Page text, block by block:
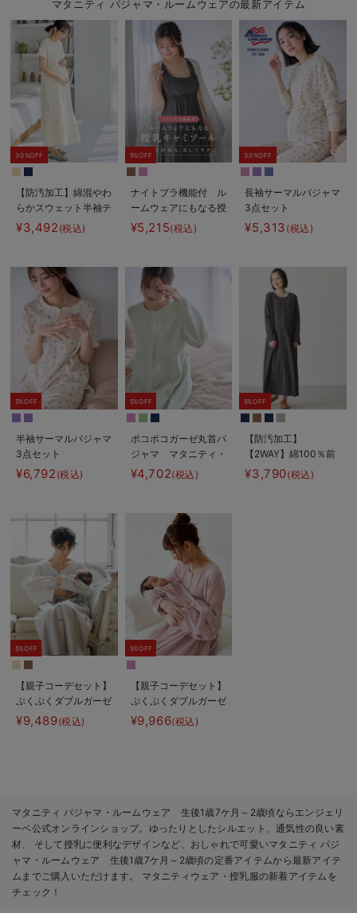
マタニティ パジャマ・ルームウェアの最新アイテム
30%OFF
【防汚加工】綿混やわ
らかスウェット半袖テ
ィアードネグリジェ
マタニティ・産後【出
¥3,492 (税込)
5%OFF
ナイトブラ機能付 ル
ームウェアにもなる授
乳キャミソール
¥5,215(税込)
30%OFF
長袖サーマルパジャマ
3点セット
JEMORGAN（ジェー
イーモーガン） ギフ
【出産後も長く使え
¥5,313 (税込)
5%OFF
半袖サーマルパジャマ
3点セット
JEMORGAN（ジェー
イーモーガン） ギフ
【出産後も長く使え
¥6,792 (税込)
5%OFF
ポコポコガーゼ丸首パ
ジャマ マタニティ・
授乳パジャマ【産後も
長く着れる】
¥4,702(税込)
5%OFF
【防汚加工】
【2WAY】綿100％前
開き長袖ネグリジェ
マタニティ・授乳パジ
¥3,790(税込)
5%OFF
【親子コーデセット】
ぷくぷくダブルガーゼ
Ｖネックワンピ＆産前
産後使えるレギンスパ
¥9,489(税込)
5%OFF
【親子コーデセット】
ぷくぷくダブルガーゼ
裾ティアード3WAYワ
ンピース＆産前産後使
¥9,966(税込)
マタニティ パジャマ・ルームウェア 生後1歳7ケ月～2歳頃ならエンジェリ
ーベ公式オンラインショップ。ゆったりとしたシルエット、通気性の良い素
材、 そして授乳に便利なデザインなど、おしゃれで可愛いマタニティ パジ
ャマ・ルームウェア 生後1歳7ケ月～2歳頃の定番アイテムから最新アイテ
ムまでご購入いただけます。 マタニティウェア・授乳服の新着アイテムを
チェック！